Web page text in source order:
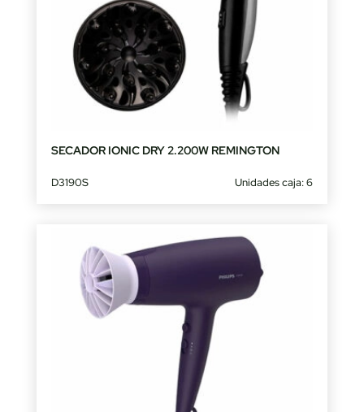
SECADOR IONIC DRY 2.200W REMINGTON
D3190S Unidades caja: 6